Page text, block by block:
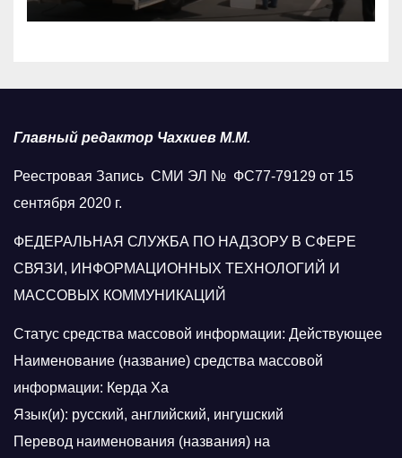
Главный редактор Чахкиев М.М.
Реестровая Запись СМИ ЭЛ № ФС77-79129 от 15
сентября 2020 г.
ФЕДЕРАЛЬНАЯ СЛУЖБА ПО НАДЗОРУ В СФЕРЕ
СВЯЗИ, ИНФОРМАЦИОННЫХ ТЕХНОЛОГИЙ И
МАССОВЫХ КОММУНИКАЦИЙ
Статус средства массовой информации: Действующее
Наименование (название) средства массовой
информации: Керда Ха
Язык(и): русский, английский, ингушский
Перевод наименования (названия) на